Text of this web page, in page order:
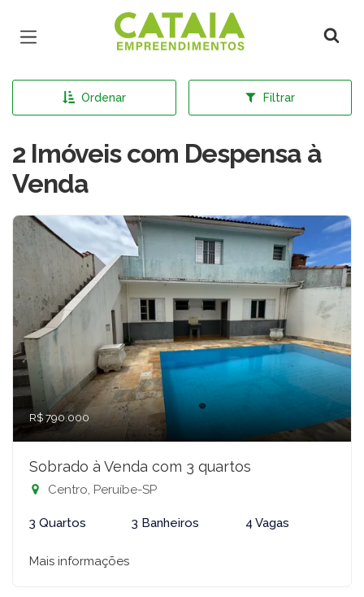
Página inicial
Ordenar Filtrar
2 Imóveis com Despensa à
Venda
R$ 790.000
Sobrado à Venda com 3 quartos
Centro, Peruíbe-SP
3 Quartos 3 Banheiros 4 Vagas
Mais informações